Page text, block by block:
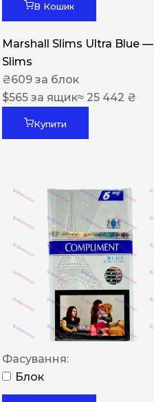
В Кошик
Marshall Slims Ultra Blue —
Slims
₴609 за блок
$565 за ящик≈ 25 442 ₴
Купити
Фасування:
Блок